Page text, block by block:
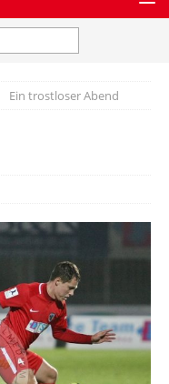
Ein trostloser Abend